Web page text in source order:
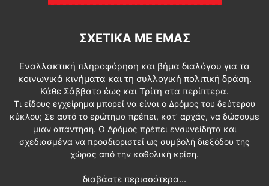
ΣΧΕΤΙΚΆ ΜΕ ΕΜΆΣ
Εναλλακτική πληροφόρηση και βήμα διαλόγου για τα
κοινωνικά κινήματα και τη συλλογική πολιτική δράση.
Κάθε Σάββατο έως και Τρίτη στα περίπτερα.
Τι είδους εγχείρημα μπορεί να είναι ο Δρόμος του δεύτερου
κύκλου; Σε αυτό το ερώτημα πρέπει, κατ’ αρχάς, να δώσουμε
μιαν απάντηση. Ο Δρόμος πρέπει ενσυνείδητα και
σχεδιασμένα να προσδιοριστεί ως συμβολή διεξόδου της
χώρας από την καθολική κρίση.
διαβάστε περισσότερα...